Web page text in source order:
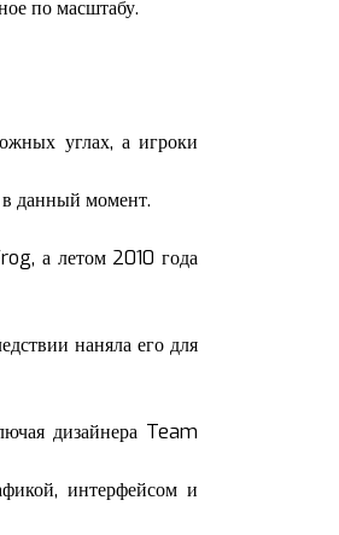
по масштабу.
углах, а игроки
данный момент.
а летом 2010 года
наняла его для
дизайнера Team
интерфейсом и